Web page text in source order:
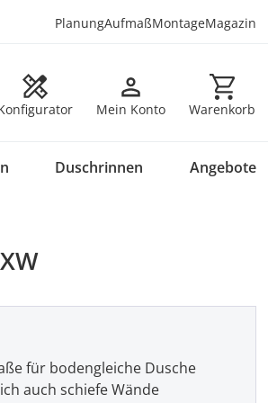
PlanungAufmaßMontageMagazin
Mein Konto Warenkorb
Warenkorb
Duschrinnen Angebote
für bodengleiche Dusche
auch schiefe Wände